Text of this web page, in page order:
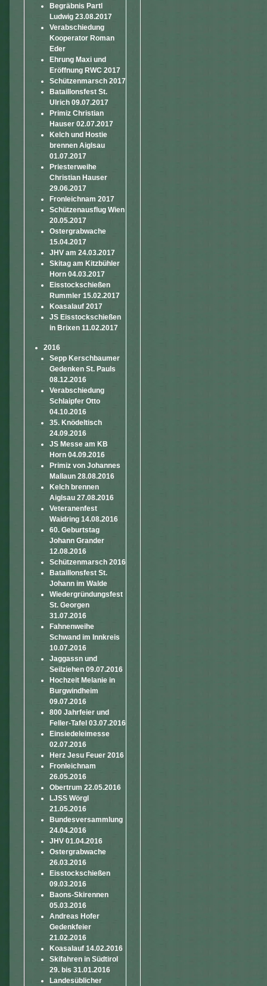
Begräbnis Partl
Ludwig 23.08.2017
Verabschiedung
Kooperator Roman
Eder
Ehrung Maxi und
Eröffnung RWC 2017
Schützenmarsch 2017
Bataillonsfest St.
Ulrich 09.07.2017
Primiz Christian
Hauser 02.07.2017
Kelch und Hostie
brennen Aiglsau
01.07.2017
Priesterweihe
Christian Hauser
29.06.2017
Fronleichnam 2017
Schützenausflug Wien
20.05.2017
Ostergrabwache
15.04.2017
JHV am 24.03.2017
Skitag am Kitzbühler
Horn 04.03.2017
Eisstockschießen
Rummler 15.02.2017
Koasalauf 2017
JS Eisstockschießen
in Brixen 11.02.2017
2016
Sepp Kerschbaumer
Gedenken St. Pauls
08.12.2016
Verabschiedung
Schlaipfer Otto
04.10.2016
35. Knödeltisch
24.09.2016
JS Messe am KB
Horn 04.09.2016
Primiz von Johannes
Mallaun 28.08.2016
Kelch brennen
Aiglsau 27.08.2016
Veteranenfest
Waidring 14.08.2016
60. Geburtstag
Johann Grander
12.08.2016
Schützenmarsch 2016
Bataillonsfest St.
Johann im Walde
Wiedergründungsfest
St. Georgen
31.07.2016
Fahnenweihe
Schwand im Innkreis
10.07.2016
Jaggassn und
Seilziehen 09.07.2016
Hochzeit Melanie in
Burgwindheim
09.07.2016
800 Jahrfeier und
Feller-Tafel 03.07.2016
Einsiedeleimesse
02.07.2016
Herz Jesu Feuer 2016
Fronleichnam
26.05.2016
Obertrum 22.05.2016
LJSS Wörgl
21.05.2016
Bundesversammlung
24.04.2016
JHV 01.04.2016
Ostergrabwache
26.03.2016
Eisstockschießen
09.03.2016
Baons-Skirennen
05.03.2016
Andreas Hofer
Gedenkfeier
21.02.2016
Koasalauf 14.02.2016
Skifahren in Südtirol
29. bis 31.01.2016
Landesüblicher